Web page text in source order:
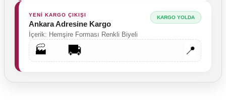
YENİ KARGO ÇIKIŞI
Ankara Adresine Kargo
İçerik: Hemşire Forması Renkli Biyeli
KARGO YOLDA
🏭 🚚 📍